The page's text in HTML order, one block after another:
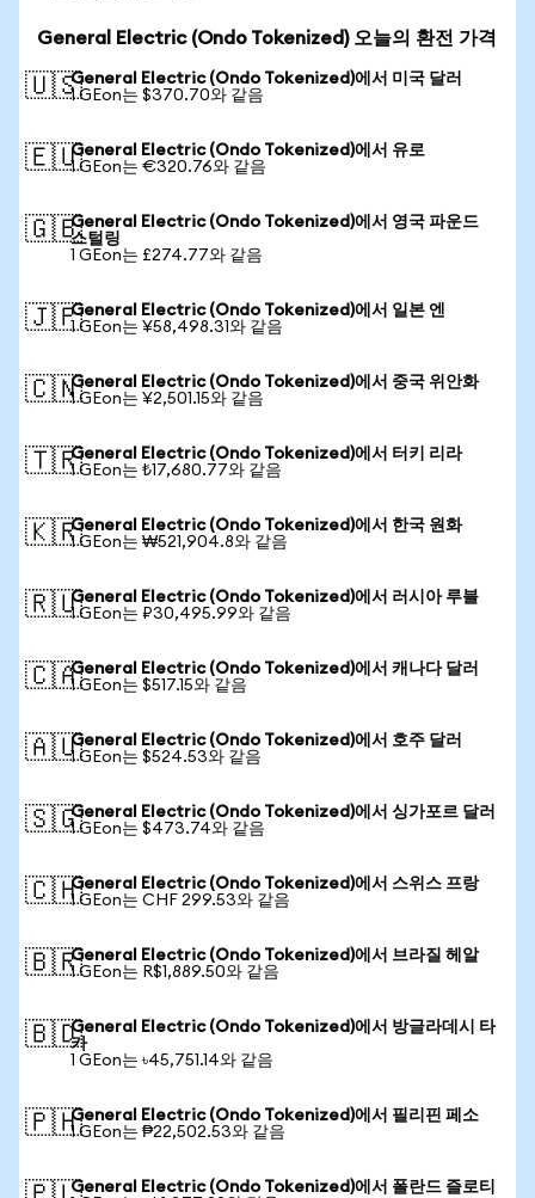
General Electric (Ondo Tokenized) 오늘의 환전 가격
🇺🇸General Electric (Ondo Tokenized)에서 미국 달러
1 GEon는 $370.70와 같음
🇪🇺General Electric (Ondo Tokenized)에서 유로
1 GEon는 €320.76와 같음
🇬🇧General Electric (Ondo Tokenized)에서 영국 파운드
스털링
1 GEon는 £274.77와 같음
🇯🇵General Electric (Ondo Tokenized)에서 일본 엔
1 GEon는 ¥58,498.31와 같음
🇨🇳General Electric (Ondo Tokenized)에서 중국 위안화
1 GEon는 ¥2,501.15와 같음
🇹🇷General Electric (Ondo Tokenized)에서 터키 리라
1 GEon는 ₺17,680.77와 같음
🇰🇷General Electric (Ondo Tokenized)에서 한국 원화
1 GEon는 ₩521,904.8와 같음
🇷🇺General Electric (Ondo Tokenized)에서 러시아 루블
1 GEon는 ₽30,495.99와 같음
🇨🇦General Electric (Ondo Tokenized)에서 캐나다 달러
1 GEon는 $517.15와 같음
🇦🇺General Electric (Ondo Tokenized)에서 호주 달러
1 GEon는 $524.53와 같음
🇸🇬General Electric (Ondo Tokenized)에서 싱가포르 달러
1 GEon는 $473.74와 같음
🇨🇭General Electric (Ondo Tokenized)에서 스위스 프랑
1 GEon는 CHF 299.53와 같음
🇧🇷General Electric (Ondo Tokenized)에서 브라질 헤알
1 GEon는 R$1,889.50와 같음
🇧🇩General Electric (Ondo Tokenized)에서 방글라데시 타
카
1 GEon는 ৳45,751.14와 같음
🇵🇭General Electric (Ondo Tokenized)에서 필리핀 페소
1 GEon는 ₱22,502.53와 같음
General Electric (Ondo Tokenized)에서 폴란드 즐로티